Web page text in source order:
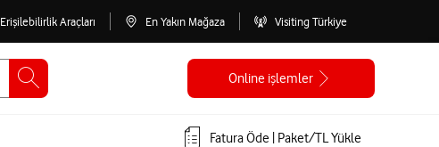
Erişilebilirlik Araçları En Yakın Mağaza Visiting Türkiye
Online işlemler
Fatura Öde | Paket/TL Yükle